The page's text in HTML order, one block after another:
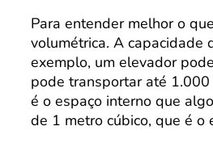
Para entender melhor o
volumétrica. A capacidade
exemplo, um elevador
pode transportar até
é o espaço interno que
de 1 metro cúbico, que é